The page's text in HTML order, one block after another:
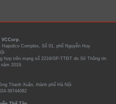
Complex, Số 01, phố Nguyễn Huy
hợp trên mạng số 2216/GP-TTĐT do Sở Thông tin
2019.
Thanh Xuân, thành phố Hà Nội
39744082